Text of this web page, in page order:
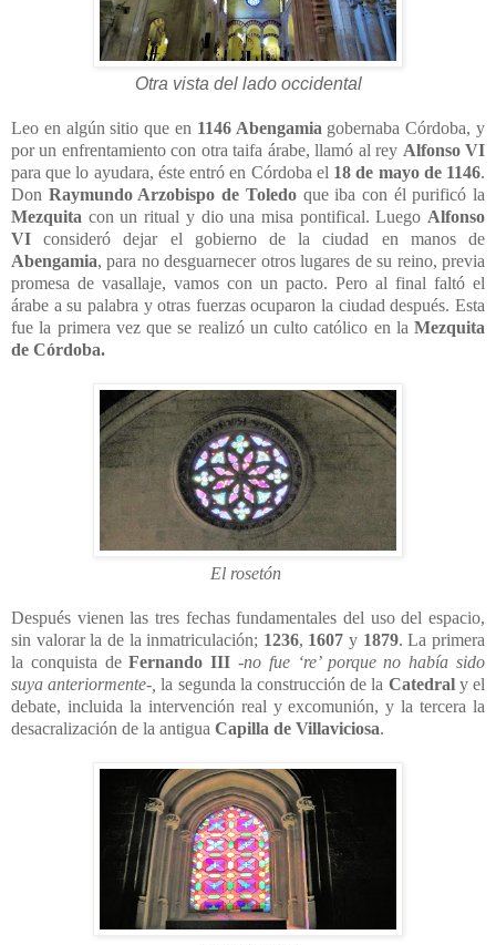
Otra vista del lado occidental
Leo en algún sitio que en 1146 Abengamia gobernaba Córdoba, y
por un enfrentamiento con otra taifa árabe, llamó al rey Alfonso VI
para que lo ayudara, éste entró en Córdoba el 18 de mayo de 1146.
Don Raymundo Arzobispo de Toledoque iba con él purificó la
Mezquita con un ritual y dio una misa pontifical. Luego Alfonso
VI consideró dejar el gobierno de la ciudad en manos de
Abengamia, para no desguarnecer otros lugares de su reino, previa
promesa de vasallaje, vamos con un pacto. Pero al final faltó el
árabe a su palabra y otras fuerzas ocuparon la ciudad después. Esta
fue la primera vez que se realizó un culto católico en la Mezquita
de Córdoba.
El rosetón
Después vienen las tres fechas fundamentales del uso del espacio,
sin valorar la de la inmatriculación; 1236, 1607 y 1879. La primera
la conquista deFernando III -no fue ‘re’ porque no había sido
suya anteriormente-, la segunda la construcción de la Catedraly el
debate, incluida la intervención real y excomunión, y la tercera la
desacralización de la antigua Capilla de Villaviciosa.